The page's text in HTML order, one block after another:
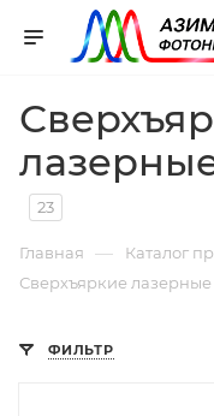
23
Главная — Каталог
Сверхъяркие
ФИЛЬТР